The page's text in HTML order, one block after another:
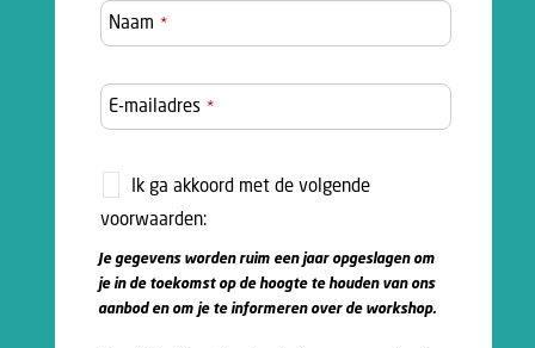
Naam *
E-mailadres *
Ik ga akkoord met de volgende
voorwaarden:
Je gegevens worden ruim een jaar opgeslagen om
je in de toekomst op de hoogte te houden van ons
aanbod en om je te informeren over de workshop.